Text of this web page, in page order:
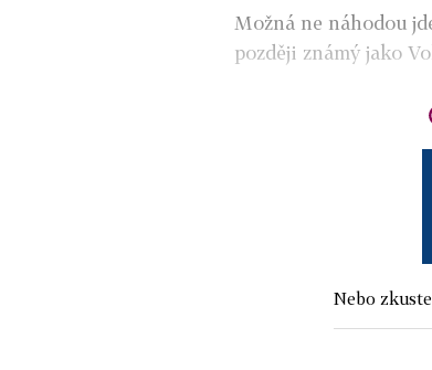
Možná ne náhodou
později známý jako
Nebo zkuste